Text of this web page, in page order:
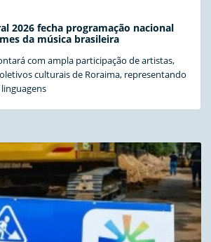
2026 fecha programação nacional
da música brasileira
com ampla participação de artistas,
culturais de Roraima, representando